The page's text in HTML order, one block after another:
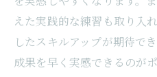
えた実践的な練習も取り入
したスキルアップが期待で
成果を早く実感できるのがポ